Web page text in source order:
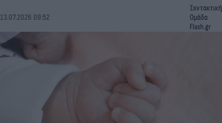
13.07.2026 09:52
Συντακτική
Ομάδα
Flash.gr